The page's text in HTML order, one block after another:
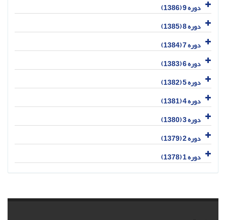
دوره 9 (1386)
دوره 8 (1385)
دوره 7 (1384)
دوره 6 (1383)
دوره 5 (1382)
دوره 4 (1381)
دوره 3 (1380)
دوره 2 (1379)
دوره 1 (1378)